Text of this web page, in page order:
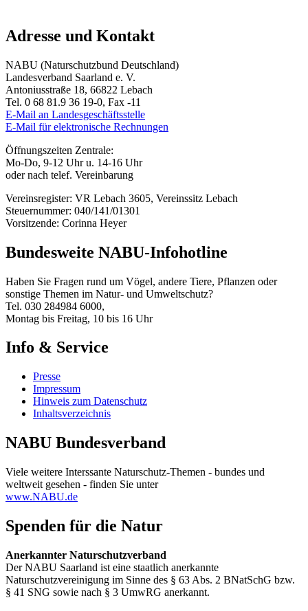
Adresse und Kontakt
NABU (Naturschutzbund Deutschland)
Landesverband Saarland e. V.
Antoniusstraße 18, 66822 Lebach
Tel. 0 68 81.9 36 19-0, Fax -11
E-Mail an Landesgeschäftsstelle
E-Mail für elektronische Rechnungen
Öffnungszeiten Zentrale:
Mo-Do, 9-12 Uhr u. 14-16 Uhr
oder nach telef. Vereinbarung
Vereinsregister: VR Lebach 3605, Vereinssitz Lebach
Steuernummer: 040/141/01301
Vorsitzende: Corinna Heyer
Bundesweite NABU-Infohotline
Haben Sie Fragen rund um Vögel, andere Tiere, Pflanzen oder
sonstige Themen im Natur- und Umweltschutz?
Tel. 030 284984 6000,
Montag bis Freitag, 10 bis 16 Uhr
Info & Service
Presse
Impressum
Hinweis zum Datenschutz
Inhaltsverzeichnis
NABU Bundesverband
Viele weitere Interssante Naturschutz-Themen - bundes und
weltweit gesehen - finden Sie unter
www.NABU.de
Spenden für die Natur
Anerkannter Naturschutzverband
Der NABU Saarland ist eine staatlich anerkannte
Naturschutzvereinigung im Sinne des § 63 Abs. 2 BNatSchG bzw.
§ 41 SNG sowie nach § 3 UmwRG anerkannt.